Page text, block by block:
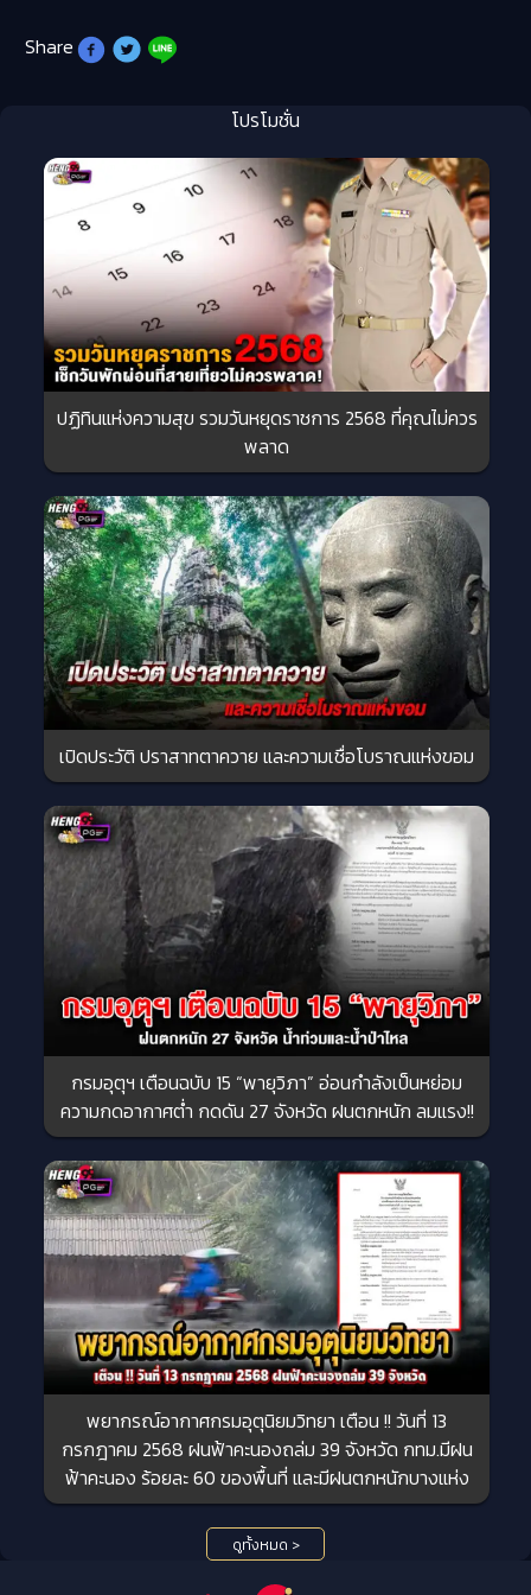
Share
โปรโมชั่น
ปฏิทินแห่งความสุข รวมวันหยุดราชการ 2568 ที่คุณไม่ควร
พลาด
เปิดประวัติ ปราสาทตาควาย และความเชื่อโบราณแห่งขอม
กรมอุตุฯ เตือนฉบับ 15 “พายุวิภา” อ่อนกำลังเป็นหย่อม
ความกดอากาศต่ำ กดดัน 27 จังหวัด ฝนตกหนัก ลมแรง!!
พยากรณ์อากาศกรมอุตุนิยมวิทยา เตือน !! วันที่ 13
กรกฎาคม 2568 ฝนฟ้าคะนองถล่ม 39 จังหวัด กทม.มีฝน
ฟ้าคะนอง ร้อยละ 60 ของพื้นที่ และมีฝนตกหนักบางแห่ง
ดูทั้งหมด >